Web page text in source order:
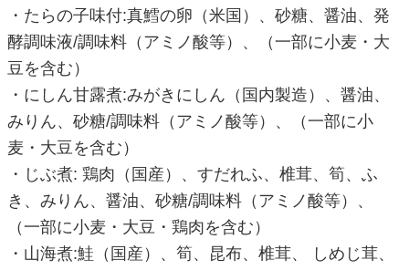
・たらの子味付:真鱈の卵（米国）、砂糖、醤油、発
酵調味液/調味料（アミノ酸等）、（一部に小麦・大
豆を含む）
・にしん甘露煮:みがきにしん（国内製造）、醤油、
みりん、砂糖/調味料（アミノ酸等）、（一部に小
麦・大豆を含む）
・じぶ煮: 鶏肉（国産）、すだれふ、椎茸、筍、ふ
き、みりん、醤油、砂糖/調味料（アミノ酸等）、
（一部に小麦・大豆・鶏肉を含む）
・山海煮:鮭（国産）、筍、昆布、椎茸、 しめじ茸、